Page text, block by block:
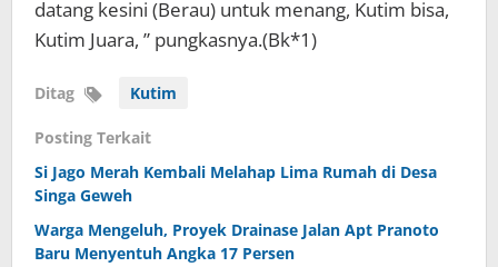
datang kesini (Berau) untuk menang, Kutim bisa,
Kutim Juara, ” pungkasnya.(Bk*1)
Ditag Kutim
Posting Terkait
Si Jago Merah Kembali Melahap Lima Rumah di Desa
Singa Geweh
Warga Mengeluh, Proyek Drainase Jalan Apt Pranoto
Baru Menyentuh Angka 17 Persen